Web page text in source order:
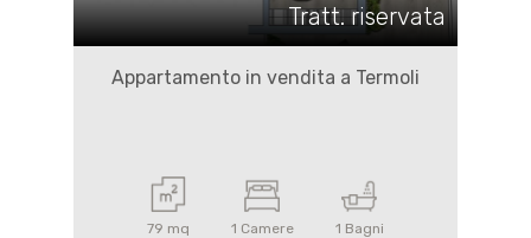
Tratt. riservata
Appartamento in vendita a Termoli
79 mq 1 Camere 1 Bagni